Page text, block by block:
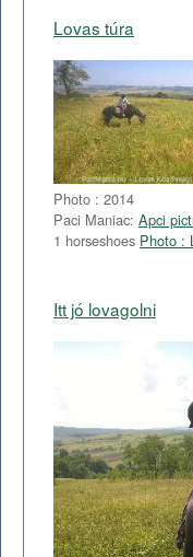
Lovas túra
Photo : 2014
Paci Maniac: Apci
1 horseshoes Photo :
Itt jó lovagolni